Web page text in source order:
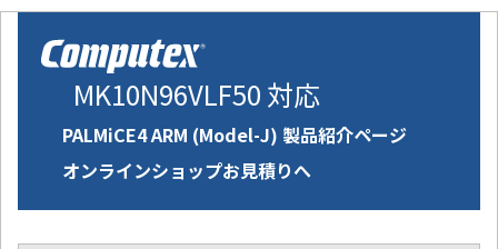
MK10N96VLF50 対応
PALMiCE4 ARM (Model-J) 製品紹介ページ
オンラインショップお見積りへ